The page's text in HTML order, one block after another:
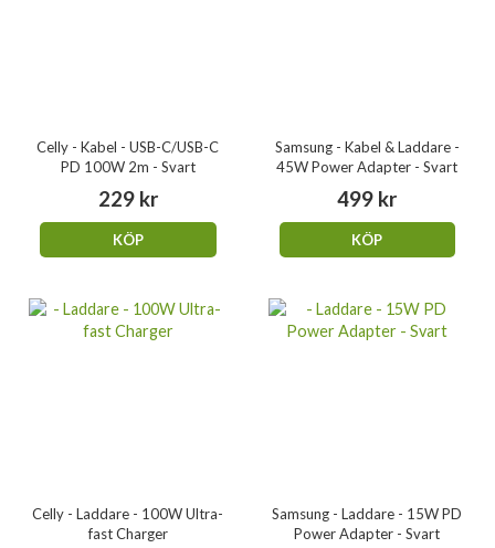
Celly - Kabel - USB-C/USB-C
PD 100W 2m - Svart
229 kr
KÖP
Samsung - Kabel & Laddare -
45W Power Adapter - Svart
499 kr
KÖP
Celly - Laddare - 100W Ultra-
fast Charger
Samsung - Laddare - 15W PD
Power Adapter - Svart